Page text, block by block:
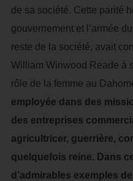
de sa société. Cette parité
gouvernement et l’armée
reste de la société, avait
William Winwood Reade à
rôle de la femme au
employée dans des
des entreprises
agricultricer, guerrière,
quelquefois reine. Dans
d’admirables exemples